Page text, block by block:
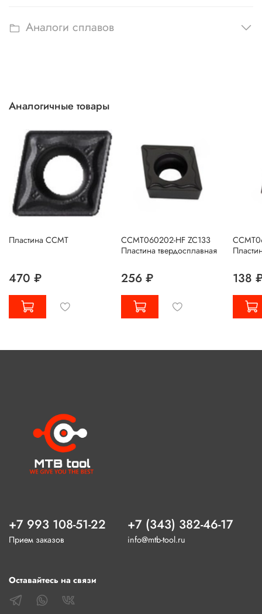
Аналоги сплавов
Аналогичные товары
Пластина CCMT
470 ₽
CCMT060202-HF ZC133
Пластина твердосплавная
256 ₽ 138
+7 993 108-51-22
Прием заказов
+7 (343) 382-46-17
info@mtb-tool.ru
Оставайтесь на связи